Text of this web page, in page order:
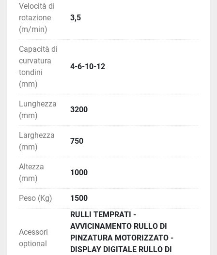
supporto necessario per farla rendere al
massimo, oggi e negli anni a venire.
Velocità di
rotazione
(m/min)
3,5
Capacità di
curvatura
tondini
(mm)
4-6-10-12
Lunghezza
(mm)
3200
Larghezza
(mm)
750
Altezza
(mm)
1000
Peso (Kg) 1500
Acessori
optional
RULLI TEMPRATI -
AVVICINAMENTO RULLO DI
PINZATURA MOTORIZZATO -
DISPLAY DIGITALE RULLO DI